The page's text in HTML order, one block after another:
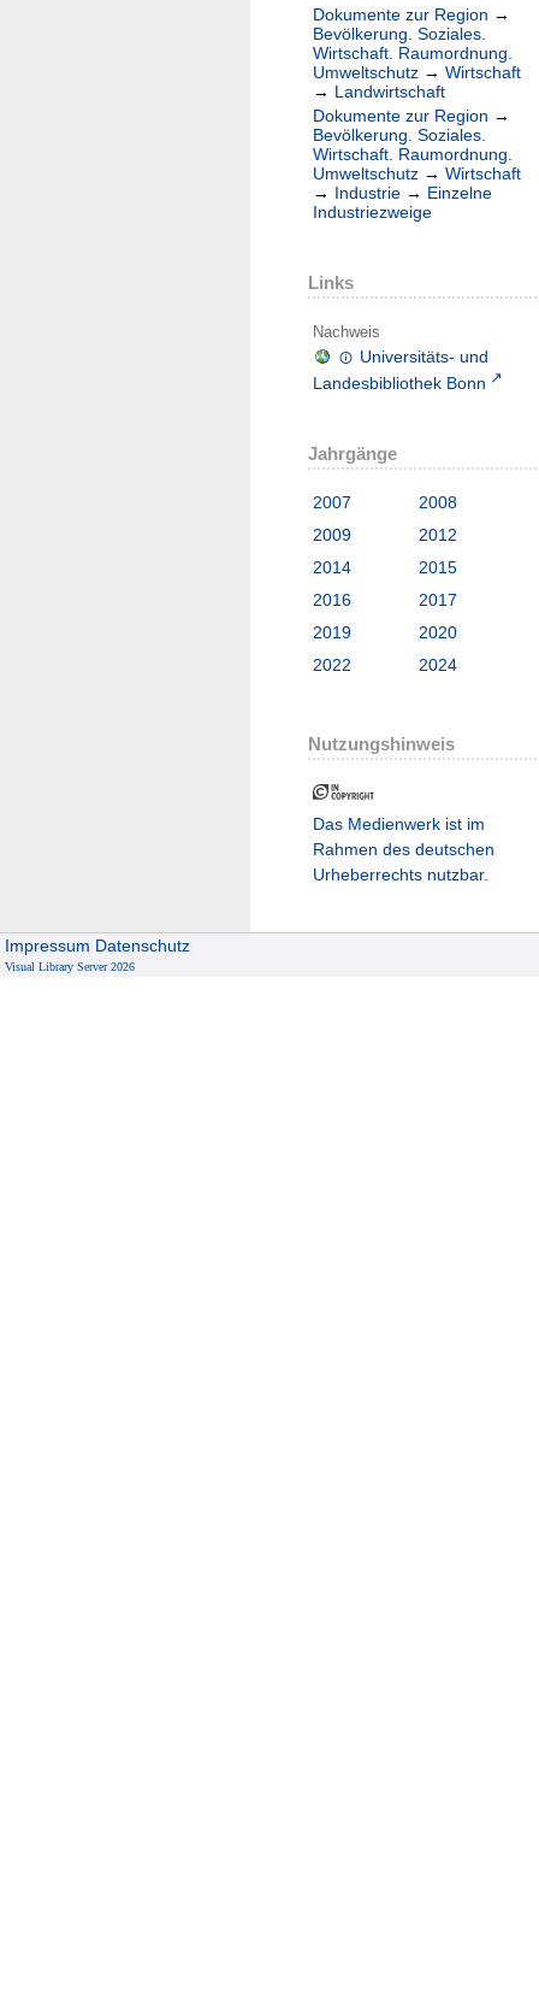
Dokumente zur Region →
Bevölkerung. Soziales.
Wirtschaft. Raumordnung.
Umweltschutz → Wirtschaft
→ Landwirtschaft
Dokumente zur Region →
Bevölkerung. Soziales.
Wirtschaft. Raumordnung.
Umweltschutz → Wirtschaft
→ Industrie → Einzelne
Industriezweige
Links
Nachweis
Universitäts- und
Landesbibliothek Bonn
Jahrgänge
2007
2008
2009
2012
2014
2015
2016
2017
2019
2020
2022
2024
Nutzungshinweis
Das Medienwerk ist im
Rahmen des deutschen
Urheberrechts nutzbar.
Impressum Datenschutz
Visual Library Server 2026